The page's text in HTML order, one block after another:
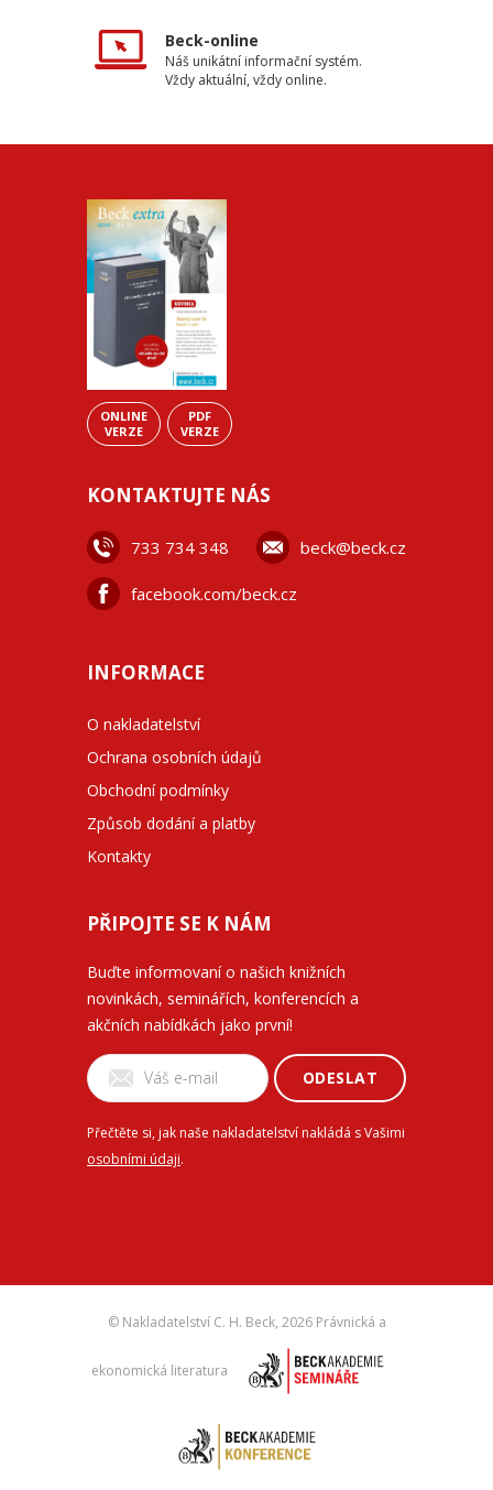
Beck-online
Náš unikátní informační systém.
Vždy aktuální, vždy online.
ONLINE
VERZE
PDF
VERZE
KONTAKTUJTE NÁS
733 734 348 beck@beck.cz
facebook.com/beck.cz
INFORMACE
O nakladatelství
Ochrana osobních údajů
Obchodní podmínky
Způsob dodání a platby
Kontakty
PŘIPOJTE SE K NÁM
Buďte informovaní o našich knižních
novinkách, seminářích, konferencích a
akčních nabídkách jako první!
ODESLAT
Přečtěte si, jak naše nakladatelství nakládá s Vašimi
osobními údaji.
© Nakladatelství C. H. Beck, 2026 Právnická a
ekonomická literatura